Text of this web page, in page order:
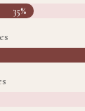
35%
35%